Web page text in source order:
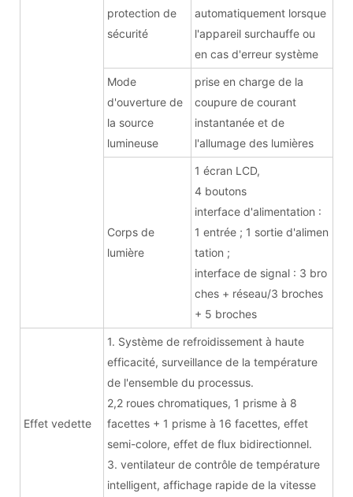
protection de
sécurité
automatiquement lorsque
l'appareil surchauffe ou
en cas d'erreur système
Mode
d'ouverture de
la source
lumineuse
prise en charge de la
coupure de courant
instantanée et de
l'allumage des lumières
Corps de
lumière
1 écran LCD,
4 boutons
interface d'alimentation :
1 entrée ; 1 sortie d'alimen
tation ;
interface de signal : 3 bro
ches + réseau/3 broches
+ 5 broches
Effet vedette
1. Système de refroidissement à haute
efficacité, surveillance de la température
de l'ensemble du processus.
2,2 roues chromatiques, 1 prisme à 8
facettes + 1 prisme à 16 facettes, effet
semi-colore, effet de flux bidirectionnel.
3. ventilateur de contrôle de température
intelligent, affichage rapide de la vitesse